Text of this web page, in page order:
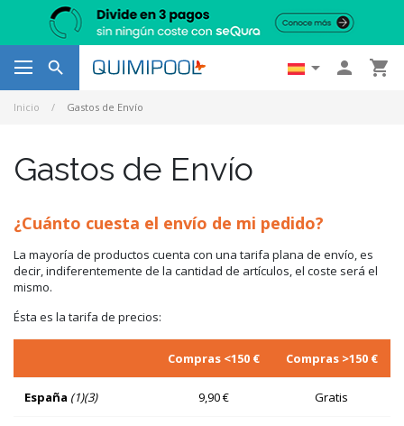
   
Inicio Gastos de Envío
Gastos de Envío
¿Cuánto cuesta el envío de mi pedido?
La mayoría de productos cuenta con una tarifa plana de envío, es
decir, indiferentemente de la cantidad de artículos, el coste será el
mismo.
Ésta es la tarifa de precios:
Compras <150 € Compras >150 €
España (1)(3) 9,90 € Gratis